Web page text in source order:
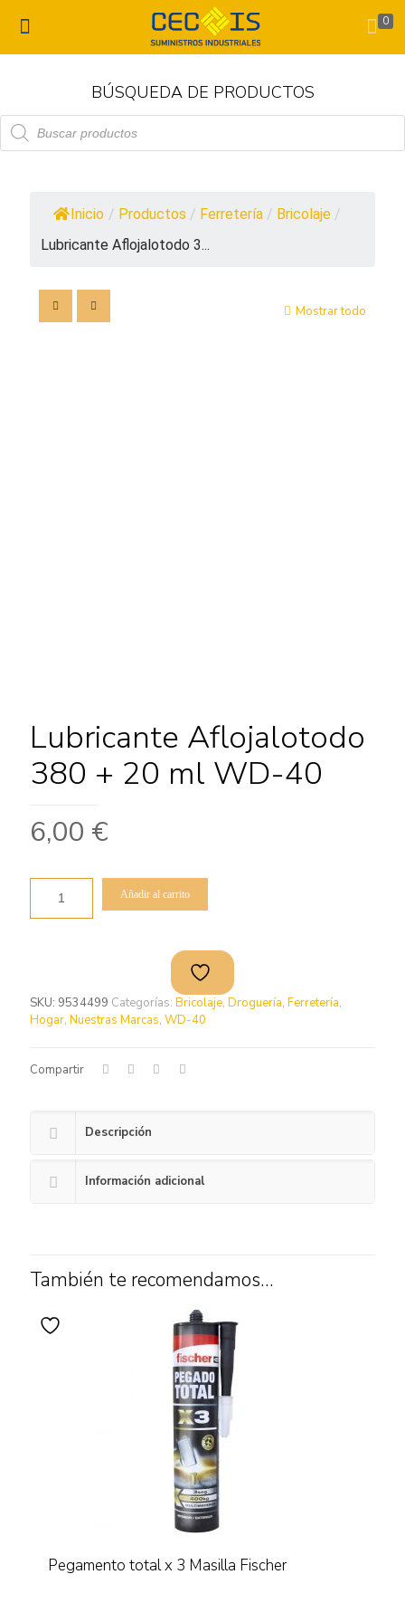
0
BÚSQUEDA DE PRODUCTOS
Búsqueda
de
productos
Inicio / Productos / Ferretería / Bricolaje /
Lubricante Aflojalotodo 3...
Mostrar todo
Lubricante Aflojalotodo
380 + 20 ml WD-40
6,00 €
Añadir al carrito
SKU: 9534499 Categorías: Bricolaje, Droguería, Ferretería,
Hogar, Nuestras Marcas, WD-40
Compartir
Descripción
Información adicional
También te recomendamos…
Pegamento total x 3 Masilla Fischer